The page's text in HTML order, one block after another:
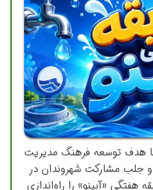
هدف توسعه فرهنگ مدیریت
جلب مشارکت شهروندان در
هفتگی «آبینو» را راه‌اندازی